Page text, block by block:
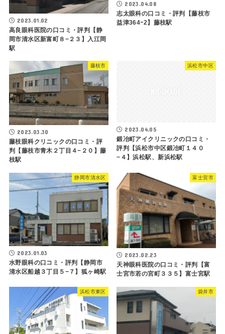
2023.01.02
高良眼科医院の口コミ・評判【静
岡市清水区新富町８−２３】入江岡
駅
2023.04.08
志太眼科の口コミ・評判【藤枝市
益津364ｰ2】藤枝駅
藤枝市
2023.03.30
藤枝眼科クリニックの口コミ・評
判【藤枝市青木２丁目４−２０】藤
枝駅
浜松市中区
2023.04.05
鍛冶町アイクリニックの口コミ・
評判【浜松市中区鍛冶町１４０
−４】浜松駅、新浜松駅
静岡市清水区
2023.01.03
水野眼科の口コミ・評判【静岡市
清水区船越３丁目５−７】狐ヶ崎駅
富士宮市
2023.02.23
天神眼科医院の口コミ・評判【富
士宮市若の宮町３３５】富士宮駅
浜松市東区 袋井市